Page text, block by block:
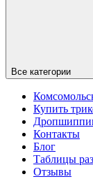
Все категории
Купить
Контакты
Блог
Таблицы
Отзывы